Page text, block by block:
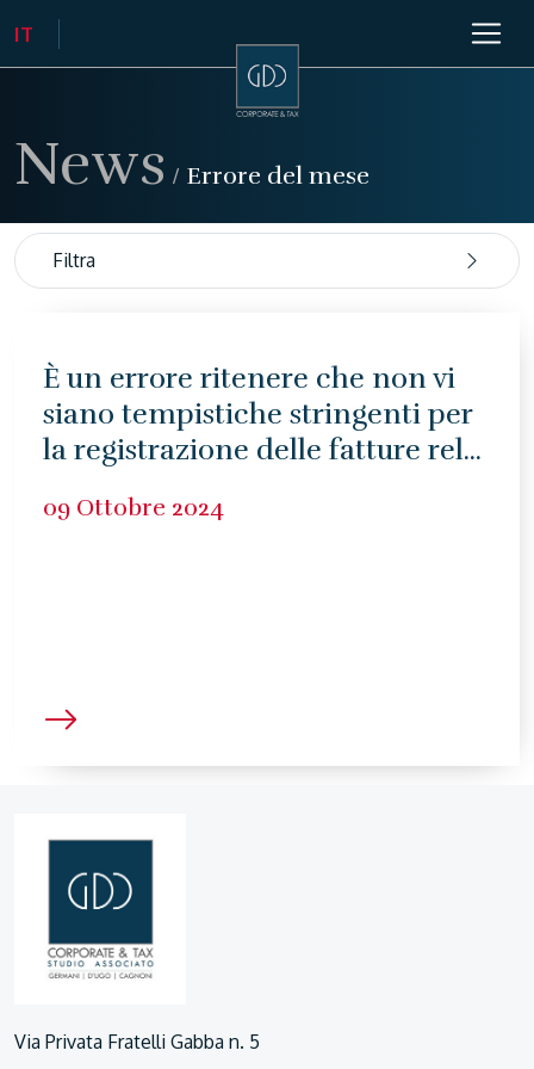
News / Errore del mese
Filtra
È un errore ritenere che non vi
siano tempistiche stringenti per
la registrazione delle fatture rel...
09 Ottobre 2024
Via Privata Fratelli Gabba n. 5